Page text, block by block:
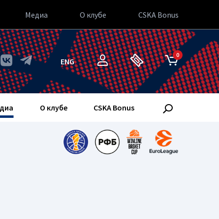
Медиа О клубе CSKA Bonus
ENG
0
О клубе CSKA Bonus